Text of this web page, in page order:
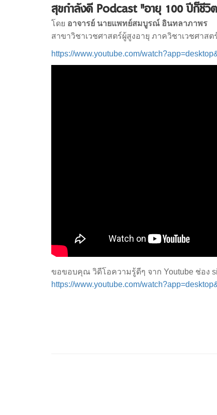
สุขกำลังดี Podcast "อายุ 100 ปีก็ชีวิ
โดย อาจารย์ นายแพทย์สมบูรณ์ อินทลาภาพร
สาขาวิชาเวชศาสตร์ผู้สูงอายุ ภาควิชาเวชศาส
https://www.youtube.com/
ขอขอบคุณ วิดีโอความรู้ดีๆ จาก Youtube ช่อง
https://www.youtube.com/